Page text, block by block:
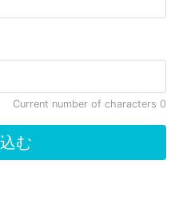
Current number of characters 0
む